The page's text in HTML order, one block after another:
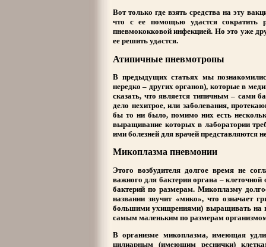
Вот только где взять средства на эту
что с ее помощью удастся сократить
пневмококковой инфекцией. Но это уже
ее решить удастся.
Атипичные пневмотропы
В предыдущих статьях мы
нередко – других органов), которые в
сказать, что является типичным – сами
дело нехитрое, или заболевания,
бы то ни было, помимо них есть
выращивание которых в лаборатории
ими болезней для врачей представляются
Микоплазма пневмонии
Этого возбудителя долгое время не
важного для бактерии органа –
бактерий по размерам. Микоплазму
названии звучит «мико», что означает
большими ухищрениями) выращивать на
самым маленьким по размерам
В организме микоплазма, имеющая
цилиарным (имеющим реснички)